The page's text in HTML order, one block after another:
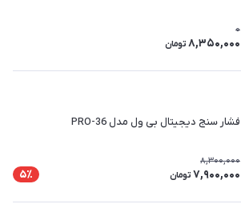
0
8,350,000 تومان
فشار سنج دیجیتال بی ول مدل PRO-36
8,300,000
7,900,000 تومان 5٪